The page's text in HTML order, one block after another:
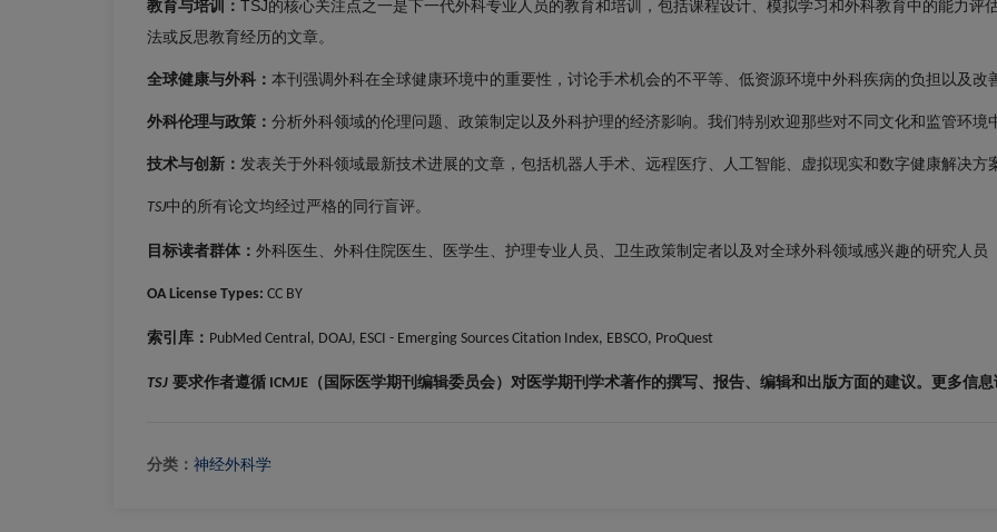
教育与培训： TSJ的核心关注点之一是下一代外科专业人员的教育和培训，包括课程设计、模拟学习和外科教育中的能力评
法或反思教育经历的文章。
全球健康与外科： 本刊强调外科在全球健康环境中的重要性，讨论手术机会的不平等、低资源环境中外科疾病的负担以及改
外科伦理与政策： 分析外科领域的伦理问题、政策制定以及外科护理的经济影响。我们特别欢迎那些对不同文化和监管环
技术与创新： 发表关于外科领域最新技术进展的文章，包括机器人手术、远程医疗、人工智能、虚拟现实和数字健康解决
TSJ中的所有论文均经过严格的同行盲评。
目标读者群体： 外科医生、外科住院医生、医学生、护理专业人员、卫生政策制定者以及对全球外科领域感兴趣的研究人员
OA License Types: CC BY
索引库 ： PubMed Central, DOAJ, ESCI - Emerging Sources Citation Index, EBSCO, ProQuest
TSJ 要求作者遵循 ICMJE （国际医学期刊编辑委员会）对医学期刊学术著作的撰写、报告、编辑和出版方面的建议。更多信
分类： 神经外科学
编辑委员会